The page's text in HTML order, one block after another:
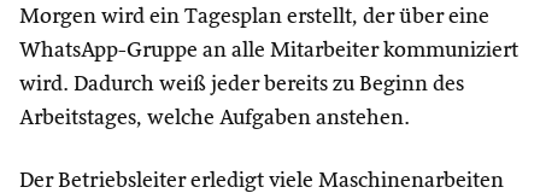
Morgen wird ein Tagesplan erstellt, der über eine
WhatsApp-Gruppe an alle Mitarbeiter kommuniziert
wird. Dadurch weiß jeder bereits zu Beginn des
Arbeitstages, welche Aufgaben anstehen.
Der Betriebsleiter erledigt viele Maschinenarbeiten